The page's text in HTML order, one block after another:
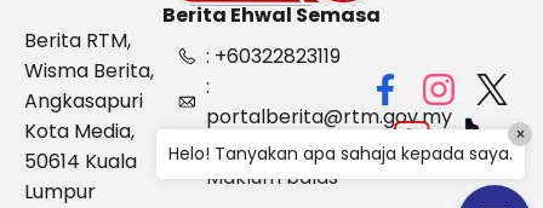
Berita Ehwal Semasa
Berita RTM,
Wisma Berita,
Angkasapuri
Kota Media,
50614 Kuala
Lumpur
: +60322823119
:
portalberita@rtm.gov.my
: Aduan &
Maklum balas
Helo! Tanyakan apa sahaja kepada saya.
×